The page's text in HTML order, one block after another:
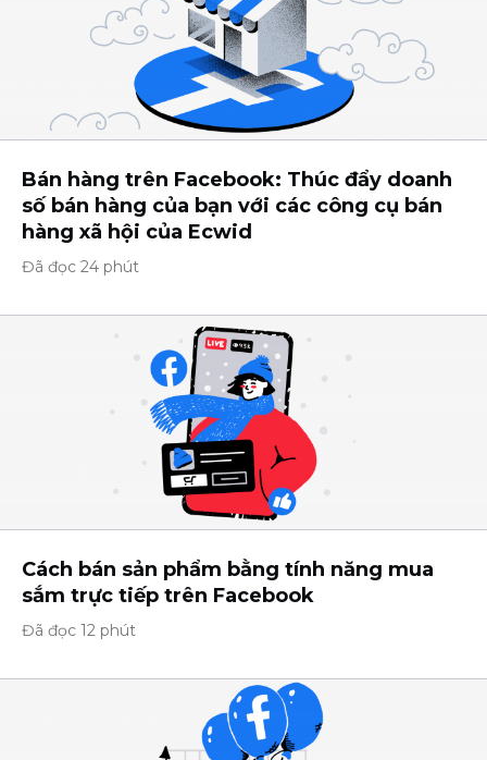
Bán hàng trên Facebook: Thúc đẩy doanh
số bán hàng của bạn với các công cụ bán
hàng xã hội của Ecwid
Đã đọc 24 phút
Cách bán sản phẩm bằng tính năng mua
sắm trực tiếp trên Facebook
Đã đọc 12 phút